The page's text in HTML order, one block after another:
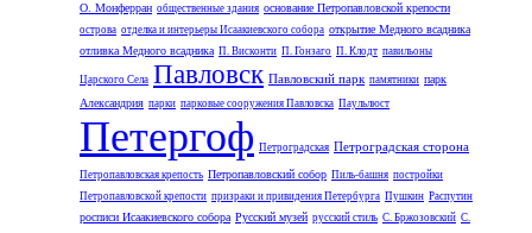
О. Монферран общественные здания основание Петропавловской крепости
острова отделка и интерьеры Исаакиевского собора открытие Медного всадника
отливка Медного всадника П. Висконти П. Гонзаго П. Клодт павильоны
Царского Села Павловск Павловский парк памятники парк
Александрия парки парковые сооружения Павловска Паульлюст
Петергоф Петроградская Петроградская сторона
Петропавловская крепость Петропавловский собор Пиль-башня постройки
Петропавловской крепости призраки и привидения Петербурга Пушкин Распутин
росписи Исаакиевского собора Русский музей русский стиль С. Бржозовский С.